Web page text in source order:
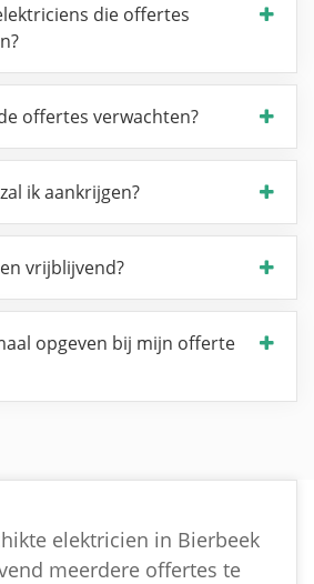
die offertes
offertes verwachten?
ik aankrijgen?
vrijblijvend?
opgeven bij mijn offerte
elektricien in Bierbeek
meerdere offertes te